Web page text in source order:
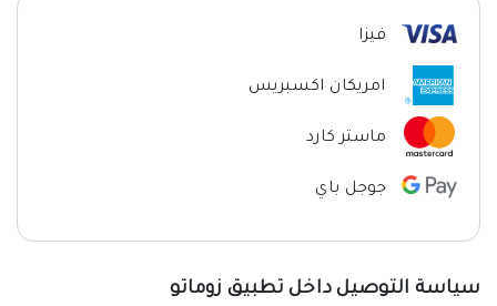
فيزا
امريكان اكسبريس
ماستر كارد
جوجل باي
سياسة التوصيل داخل تطبيق زوماتو